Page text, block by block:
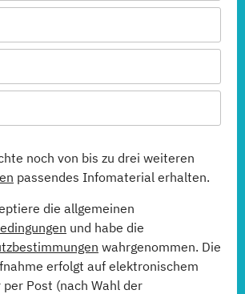
noch von bis zu drei weiteren
passendes Infomaterial erhalten.
die allgemeinen
und habe die
wahrgenommen. Die
erfolgt auf elektronischem
per Post (nach Wahl der